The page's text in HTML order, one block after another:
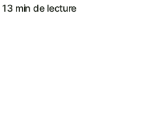
13 min de lecture